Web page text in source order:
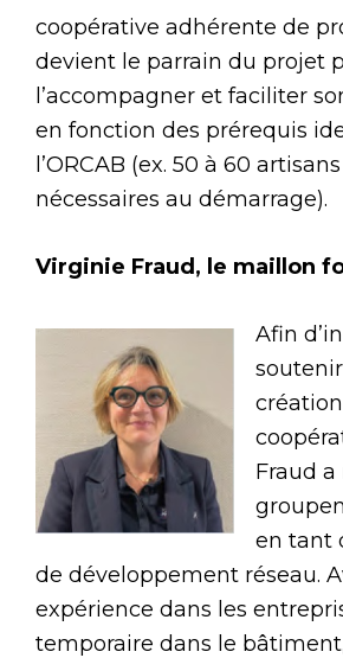
coopérative adhérente de
devient le parrain du projet
l’accompagner et faciliter
en fonction des prérequis
l’ORCAB (ex. 50 à 60
nécessaires au démarrage).
Virginie Fraud, le maillon
Afin
Fraud
en tant
de développement réseau.
expérience dans les
temporaire dans le